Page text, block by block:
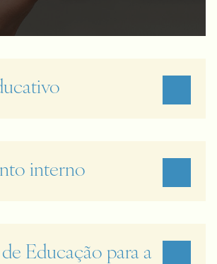
interno
Educação para a